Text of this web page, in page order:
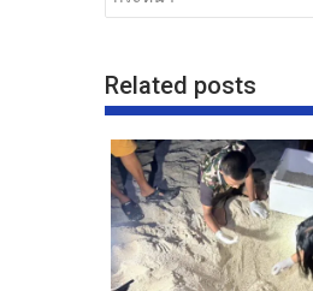
o
k
Related posts